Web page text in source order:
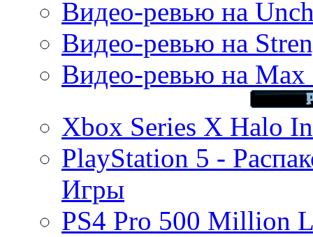
Видео-ревью на
Видео-ревью на
Видео-ревью на Max
Xbox Series X Halo
PlayStation 5 -
Игры
PS4 Pro 500 Million